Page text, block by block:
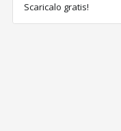
Scaricalo gratis!